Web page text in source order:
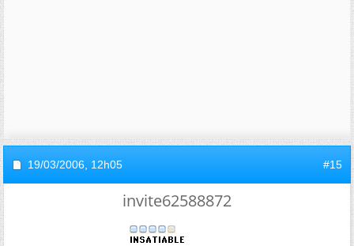
19/03/2006, 12h05 #15
invite62588872